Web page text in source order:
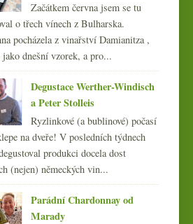
května(22)
dubna(19)
března(22)
února(15)
ledna
(239)
(239)
(238)
2018
(250)
(251)
(254)
Začátkem června jsem se tu
o třech vínech z Bulharska.
pocházela z vinařství Damianitza ,
jako dnešní vzorek, a pro...
Degustace Werther-Windisch
a Peter Stolleis
Ryzlinkové (a bublinové) počasí
na dveře! V posledních týdnech
produkci docela dost
(nejen) německých vin...
Parádní Chardonnay od
Marady